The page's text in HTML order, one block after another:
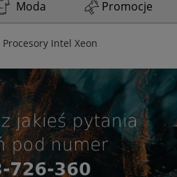
Moda Promocje
Procesory Intel Xeon